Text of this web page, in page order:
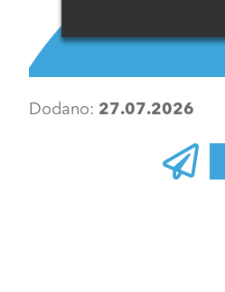
Dodano: 27.07.2026